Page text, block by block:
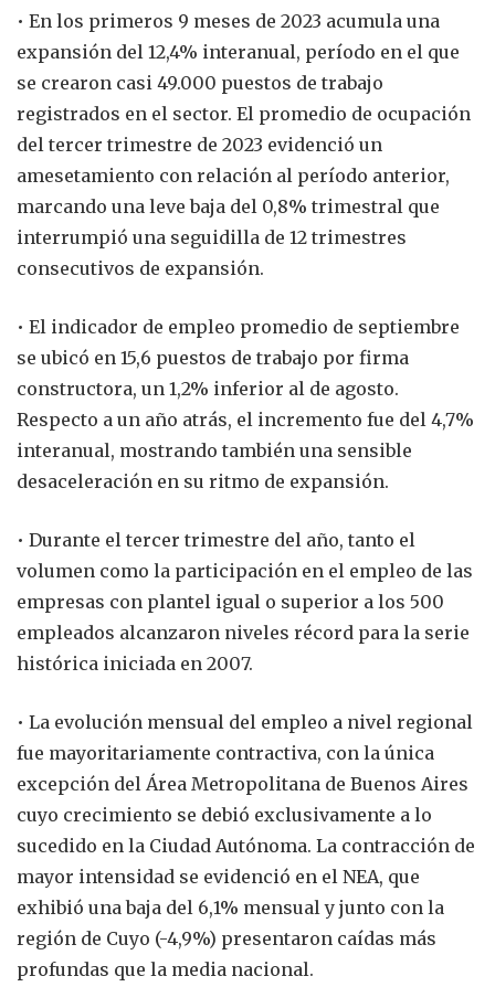
• En los primeros 9 meses de 2023 acumula una
expansión del 12,4% interanual, período en el que
se crearon casi 49.000 puestos de trabajo
registrados en el sector. El promedio de ocupación
del tercer trimestre de 2023 evidenció un
amesetamiento con relación al período anterior,
marcando una leve baja del 0,8% trimestral que
interrumpió una seguidilla de 12 trimestres
consecutivos de expansión.
• El indicador de empleo promedio de septiembre
se ubicó en 15,6 puestos de trabajo por firma
constructora, un 1,2% inferior al de agosto.
Respecto a un año atrás, el incremento fue del 4,7%
interanual, mostrando también una sensible
desaceleración en su ritmo de expansión.
• Durante el tercer trimestre del año, tanto el
volumen como la participación en el empleo de las
empresas con plantel igual o superior a los 500
empleados alcanzaron niveles récord para la serie
histórica iniciada en 2007.
• La evolución mensual del empleo a nivel regional
fue mayoritariamente contractiva, con la única
excepción del Área Metropolitana de Buenos Aires
cuyo crecimiento se debió exclusivamente a lo
sucedido en la Ciudad Autónoma. La contracción de
mayor intensidad se evidenció en el NEA, que
exhibió una baja del 6,1% mensual y junto con la
región de Cuyo (-4,9%) presentaron caídas más
profundas que la media nacional.